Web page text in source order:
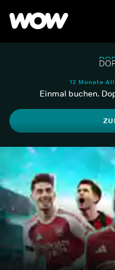
12 Monate
Einmal buchen.